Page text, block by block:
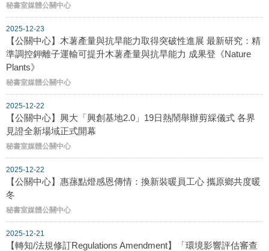
秘書室媒體公關中心
2025-12-23
【公關中心】木薯產量與抗旱能力取得突破性進展 最新研究：精
準調控鉀離子運輸可提升木薯產量與抗旱能力 成果登《Nature
Plants》
秘書室媒體公關中心
2025-12-22
【公關中心】興大「興創基地2.0」19日熱鬧舉辦剪綵儀式 各界
見證全新場域正式開幕
秘書室媒體公關中心
2025-12-22
【公關中心】惠蓀點燈感恩傳情：換新裝暖員工心 攜原鄉共度暖
冬
秘書室媒體公關中心
2025-12-21
【轉知/法規修訂Regulations Amendment】「環境影響評估審查